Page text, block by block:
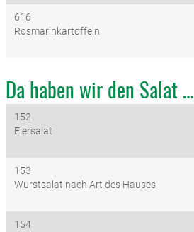
616
Rosmarinkartoffeln
Da haben wir den Salat …
152
Eiersalat
153
Wurstsalat nach Art des Hauses
154